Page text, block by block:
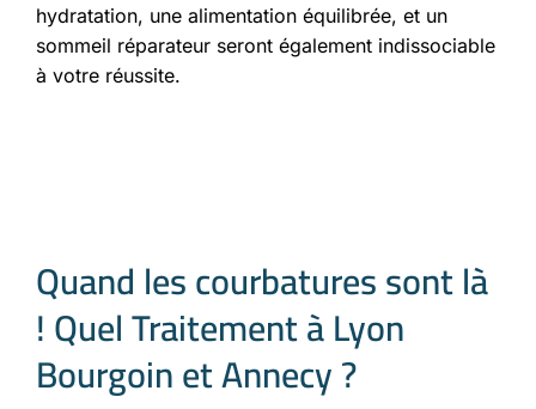
hydratation, une alimentation équilibrée, et un
sommeil réparateur seront également indissociable
à votre réussite.
Quand les courbatures sont là
! Quel Traitement à Lyon
Bourgoin et Annecy ?